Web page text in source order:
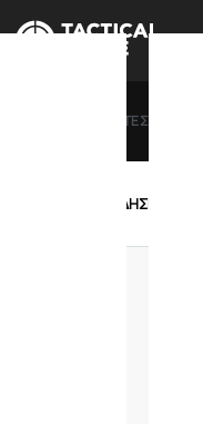
ΔΩΡΟΚΑΡΤΕΣ
ΕΝΔΥΣΗ – ΥΠΟΔΗΣΗ